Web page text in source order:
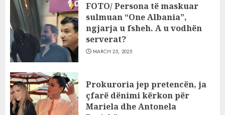
FOTO/ Persona të maskuar
sulmuan “One Albania”,
ngjarja u fsheh. A u vodhën
serverat?
MARCH 25, 2025
Prokuroria jep pretencën, ja
çfarë dënimi kërkon për
Mariela dhe Antonela